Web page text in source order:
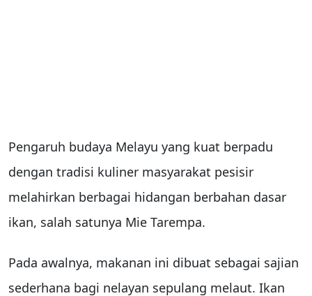
Pengaruh budaya Melayu yang kuat berpadu
dengan tradisi kuliner masyarakat pesisir
melahirkan berbagai hidangan berbahan dasar
ikan, salah satunya Mie Tarempa.
Pada awalnya, makanan ini dibuat sebagai sajian
sederhana bagi nelayan sepulang melaut. Ikan